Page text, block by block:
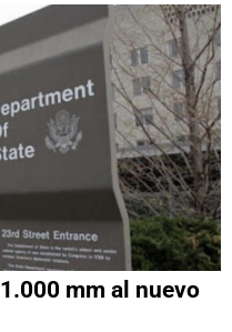
mm al nuevo